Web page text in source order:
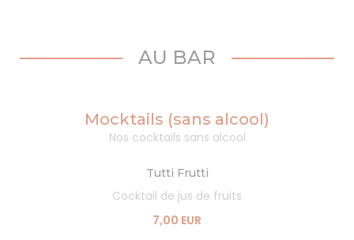
AU BAR
Mocktails (sans alcool)
Nos cocktails sans alcool
Tutti Frutti
Cocktail de jus de fruits
7,00 EUR